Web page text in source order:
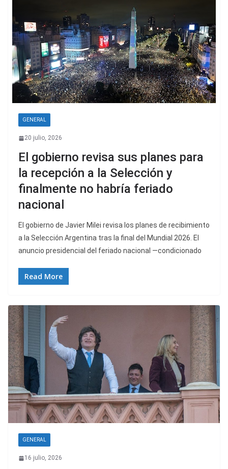
GENERAL
20 julio, 2026
El gobierno revisa sus planes para
la recepción a la Selección y
finalmente no habría feriado
nacional
El gobierno de Javier Milei revisa los planes de recibimiento
a la Selección Argentina tras la final del Mundial 2026. El
anuncio presidencial del feriado nacional —condicionado
Read More
GENERAL
16 julio, 2026